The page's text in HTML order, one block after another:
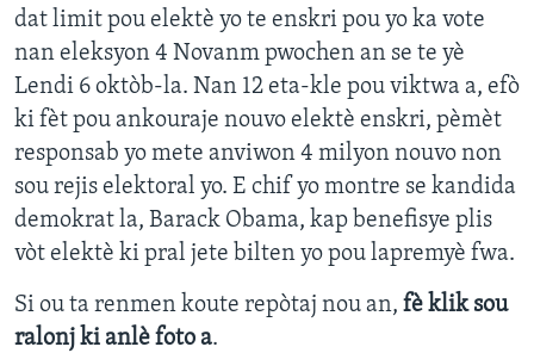
Languages
dat limit pou elektè yo te enskri pou yo ka vote
nan eleksyon 4 Novanm pwochen an se te yè
Lendi 6 oktòb-la. Nan 12 eta-kle pou viktwa a, efò
ki fèt pou ankouraje nouvo elektè enskri, pèmèt
responsab yo mete anviwon 4 milyon nouvo non
sou rejis elektoral yo. E chif yo montre se kandida
demokrat la, Barack Obama, kap benefisye plis
vòt elektè ki pral jete bilten yo pou lapremyè fwa.
Si ou ta renmen koute repòtaj nou an, fè klik sou
ralonj ki anlè foto a.